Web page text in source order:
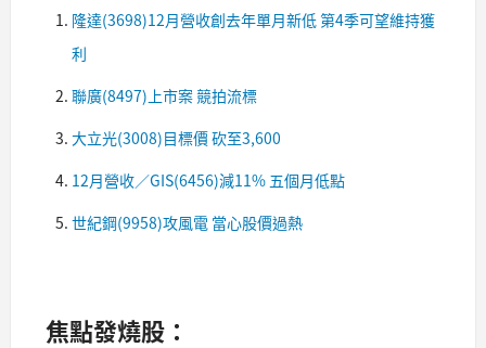
隆達(3698)12月營收創去年單月新低 第4季可望維持獲
利
聯廣(8497)上市案 競拍流標
大立光(3008)目標價 砍至3,600
12月營收／GIS(6456)減11% 五個月低點
世紀鋼(9958)攻風電 當心股價過熱​
焦點發燒股：